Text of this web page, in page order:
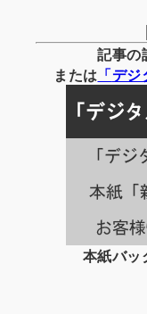
記事の
または 「デジ
本紙バッ